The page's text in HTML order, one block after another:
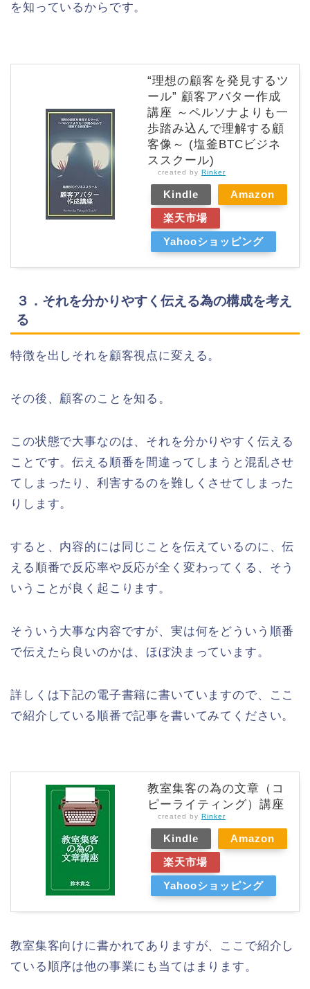
を知っているからです。
“理想の顧客を発見するツ
ール” 顧客アバター作成
講座 ～ペルソナよりも一
歩踏み込んで理解する顧
客像～ (塩釜BTCビジネ
ススクール)
created by Rinker
Kindle
Amazon
楽天市場
Yahooショッピング
３．それを分かりやすく伝える為の構成を考え
る
特徴を出しそれを顧客視点に変える。
その後、顧客のことを知る。
この状態で大事なのは、それを分かりやすく伝える
ことです。伝える順番を間違ってしまうと混乱させ
てしまったり、利害するのを難しくさせてしまった
りします。
すると、内容的には同じことを伝えているのに、伝
える順番で反応率や反応が全く変わってくる、そう
いうことが良く起こります。
そういう大事な内容ですが、実は何をどういう順番
で伝えたら良いのかは、ほぼ決まっています。
詳しくは下記の電子書籍に書いていますので、ここ
で紹介している順番で記事を書いてみてください。
教室集客の為の文章（コ
ピーライティング）講座
created by Rinker
Kindle
Amazon
楽天市場
Yahooショッピング
教室集客向けに書かれてありますが、ここで紹介し
ている順序は他の事業にも当てはまります。